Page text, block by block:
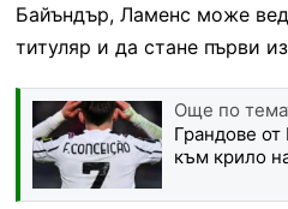
Байъндър, Ламенс може
титуляр и да стане първи
Още по
Грандове от
към крило